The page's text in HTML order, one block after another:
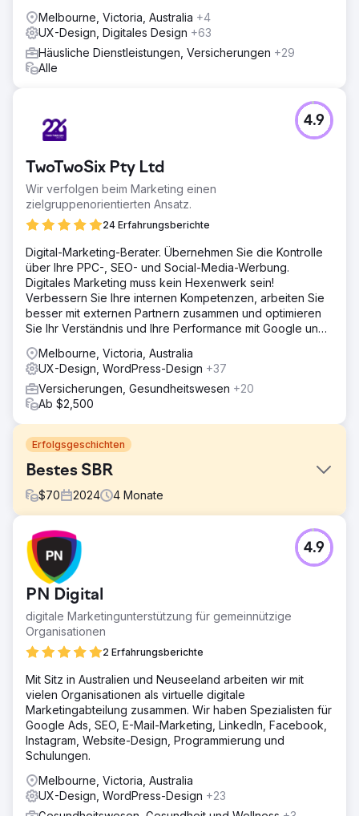
Melbourne, Victoria, Australia +4
UX-Design, Digitales Design +63
Häusliche Dienstleistungen, Versicherungen +29
Alle
TwoTwoSix Pty Ltd
Wir verfolgen beim Marketing einen
zielgruppenorientierten Ansatz.
24 Erfahrungsberichte
4.9
Digital-Marketing-Berater. Übernehmen Sie die Kontrolle
über Ihre PPC-, SEO- und Social-Media-Werbung.
Digitales Marketing muss kein Hexenwerk sein!
Verbessern Sie Ihre internen Kompetenzen, arbeiten Sie
besser mit externen Partnern zusammen und optimieren
Sie Ihr Verständnis und Ihre Performance mit Google und
Melbourne, Victoria, Australia
UX-Design, WordPress-Design +37
Versicherungen, Gesundheitswesen +20
Ab $2,500
Erfolgsgeschichten
Bestes SBR
$70 2024 4 Monate
Herausforderung
Optimus SBR arbeitete mit unserer Agentur zusammen, um
die schwächelnde Markenidentität des Unternehmens
neu zu beleben und seinen digitalen Auftritt so zu
modernisieren, dass er eine Klientel auf
Unternehmensebene anspricht.
Lösung
Beginnend mit einer digitalen Markenauffrischung, um
Modernisierung zu bringen, hauchte unser Kreativteam
der Identität von Optimus SBR neues Leben ein.
Anschließend führten wir die neue Identität voller
Zuversicht ein, indem wir eine äußerst flexible Website
auf Unternehmensebene mit ansprechenden UI-
Animationen und verbesserter Benutzerführung
entwickelten.
Ergebnis
PN Digital
digitale Marketingunterstützung für gemeinnützige
Organisationen
2 Erfahrungsberichte
4.9
Mit Sitz in Australien und Neuseeland arbeiten wir mit
vielen Organisationen als virtuelle digitale
Marketingabteilung zusammen. Wir haben Spezialisten für
Google Ads, SEO, E-Mail-Marketing, LinkedIn, Facebook,
Instagram, Website-Design, Programmierung und
Schulungen.
Melbourne, Victoria, Australia
UX-Design, WordPress-Design +23